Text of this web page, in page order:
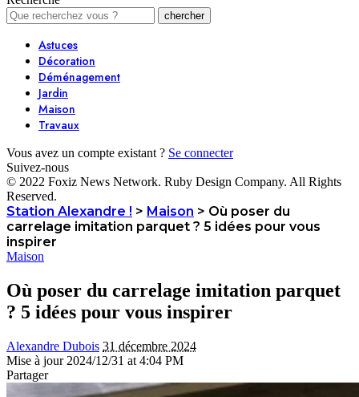
Astuces
Décoration
Déménagement
Jardin
Maison
Travaux
Vous avez un compte existant ? Se connecter
Suivez-nous
© 2022 Foxiz News Network. Ruby Design Company. All Rights
Reserved.
Station Alexandre ! > Maison > Où poser du
carrelage imitation parquet ? 5 idées pour vous
inspirer
Maison
Où poser du carrelage imitation parquet
? 5 idées pour vous inspirer
Alexandre Dubois 31 décembre 2024
Mise à jour 2024/12/31 at 4:04 PM
Partager